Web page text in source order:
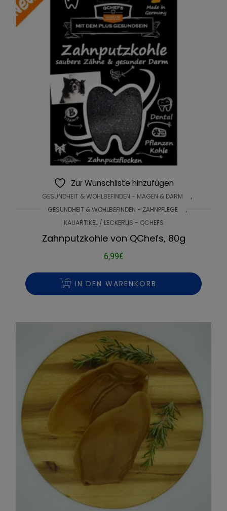
Zur Wunschliste hinzufügen
GESUNDHEIT & WOHLBEFINDEN - MAGEN & DARM ,
GESUNDHEIT & WOHLBEFINDEN - ZAHNPFLEGE ,
KAUARTIKEL / LECKERLIS - QCHEFS
Zahnputzkohle von QChefs, 80g
6,99€
IN DEN WARENKORB